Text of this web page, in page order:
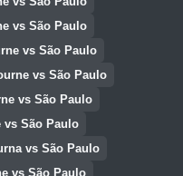
vs São Paulo
vs São Paulo
vs São Paulo
vs São Paulo
vs São Paulo
vs São Paulo
vs São Paulo